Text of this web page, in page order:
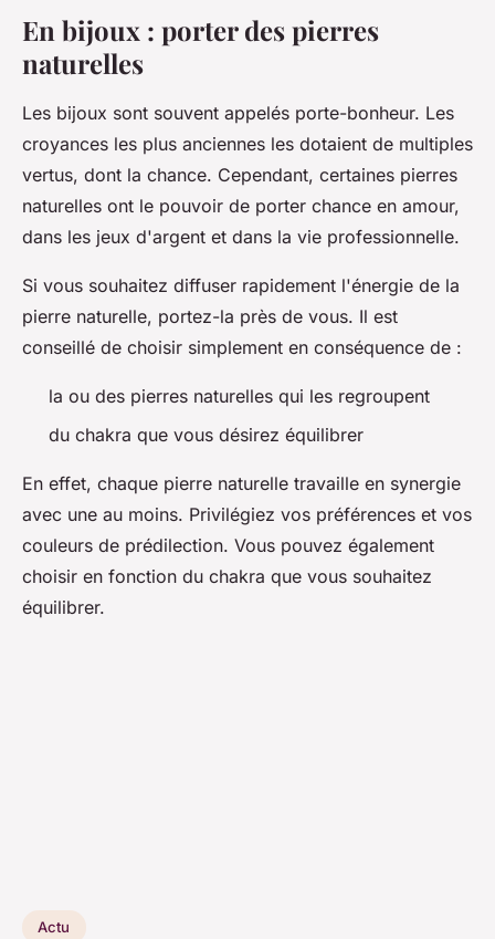
En bijoux : porter des pierres
naturelles
Les bijoux sont souvent appelés porte-bonheur. Les
croyances les plus anciennes les dotaient de multiples
vertus, dont la chance. Cependant, certaines pierres
naturelles ont le pouvoir de porter chance en amour,
dans les jeux d'argent et dans la vie professionnelle.
Si vous souhaitez diffuser rapidement l'énergie de la
pierre naturelle, portez-la près de vous. Il est
conseillé de choisir simplement en conséquence de :
la ou des pierres naturelles qui les regroupent
du chakra que vous désirez équilibrer
En effet, chaque pierre naturelle travaille en synergie
avec une au moins. Privilégiez vos préférences et vos
couleurs de prédilection. Vous pouvez également
choisir en fonction du chakra que vous souhaitez
équilibrer.
Actu